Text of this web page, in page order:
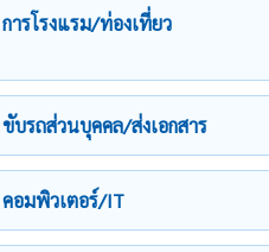
การโรงแรม/ท่องเที่ยว
ขับรถส่วนบุคคล/ส่งเอกสาร
คอมพิวเตอร์/IT